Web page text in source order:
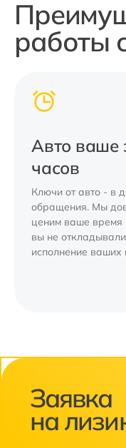
работы
Авто ваше
часов
Ключи от авто - в
обращения. Мы
ценим ваше время
вы не
исполнение ваших
Заявка
на